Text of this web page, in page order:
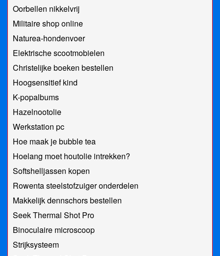
Oorbellen nikkelvrij
Militaire shop online
Naturea-hondenvoer
Elektrische scootmobielen
Christelijke boeken bestellen
Hoogsensitief kind
K-popalbums
Hazelnootolie
Werkstation pc
Hoe maak je bubble tea
Hoelang moet houtolie intrekken?
Softshelljassen kopen
Rowenta steelstofzuiger onderdelen
Makkelijk dennschors bestellen
Seek Thermal Shot Pro
Binoculaire microscoop
Strijksysteem